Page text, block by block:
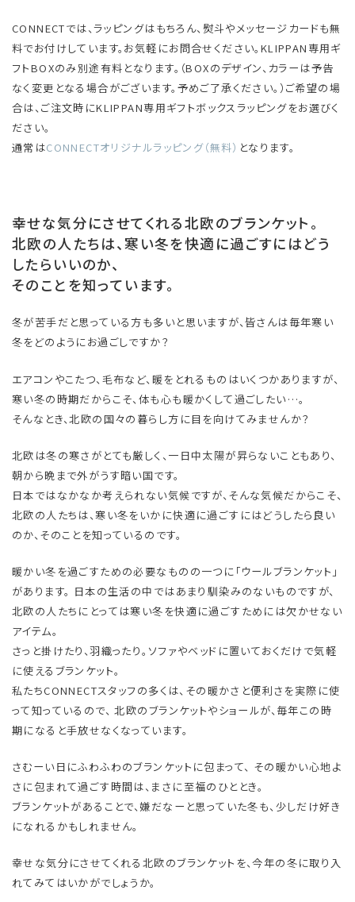
CONNECTでは、ラッピングはもちろん、熨斗やメッセージカードも無
料でお付けしています。お気軽にお問合せください。KLIPPAN専用ギ
フトBOXのみ別途有料となります。（BOXのデザイン、カラーは予告
なく変更となる場合がございます。予めご了承ください。）ご希望の場
合は、ご注文時にKLIPPAN専用ギフトボックスラッピングをお選びく
ださい。
通常はCONNECTオリジナルラッピング（無料） となります。
幸せな気分にさせてくれる北欧のブランケット。
北欧の人たちは、寒い冬を快適に過ごすにはどう
したらいいのか、
そのことを知っています。
冬が苦手だと思っている方も多いと思いますが、皆さんは毎年寒い
冬をどのようにお過ごしですか？
エアコンやこたつ、毛布など、暖をとれるものはいくつかありますが、
寒い冬の時期だからこそ、体も心も暖かくして過ごしたい…。
そんなとき、北欧の国々の暮らし方に目を向けてみませんか？
北欧は冬の寒さがとても厳しく、一日中太陽が昇らないこともあり、
朝から晩まで外がうす暗い国です。
日本ではなかなか考えられない気候ですが、そんな気候だからこそ、
北欧の人たちは、寒い冬をいかに快適に過ごすにはどうしたら良い
のか、そのことを知っているのです。
暖かい冬を過ごすための必要なものの一つに「ウールブランケット」
があります。 日本の生活の中ではあまり馴染みのないものですが、
北欧の人たちにとっては寒い冬を快適に過ごすためには欠かせない
アイテム。
さっと掛けたり、羽織ったり。ソファやベッドに置いておくだけで気軽
に使えるブランケット。
私たちCONNECTスタッフの多くは、その暖かさと便利さを実際に使
って知っているので、 北欧のブランケットやショールが、毎年この時
期になると手放せなくなっています。
さむーい日にふわふわのブランケットに包まって、 その暖かい心地よ
さに包まれて過ごす時間は、まさに至福のひととき。
ブランケットがあることで、嫌だなーと思っていた冬も、少しだけ好き
になれるかもしれません。
幸せな気分にさせてくれる北欧のブランケットを、今年の冬に取り入
れてみてはいかがでしょうか。